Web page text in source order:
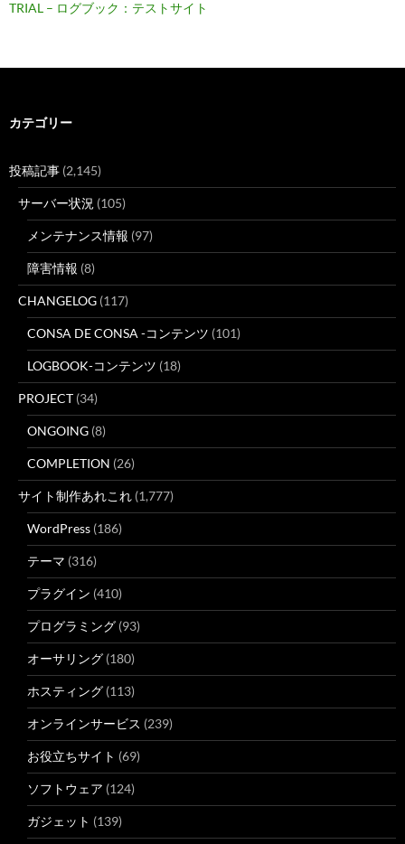
TRIAL – ログブック：テストサイト
カテゴリー
投稿記事 (2,145)
サーバー状況 (105)
メンテナンス情報 (97)
障害情報 (8)
CHANGELOG (117)
CONSA DE CONSA -コンテンツ (101)
LOGBOOK-コンテンツ (18)
PROJECT (34)
ONGOING (8)
COMPLETION (26)
サイト制作あれこれ (1,777)
WordPress (186)
テーマ (316)
プラグイン (410)
プログラミング (93)
オーサリング (180)
ホスティング (113)
オンラインサービス (239)
お役立ちサイト (69)
ソフトウェア (124)
ガジェット (139)